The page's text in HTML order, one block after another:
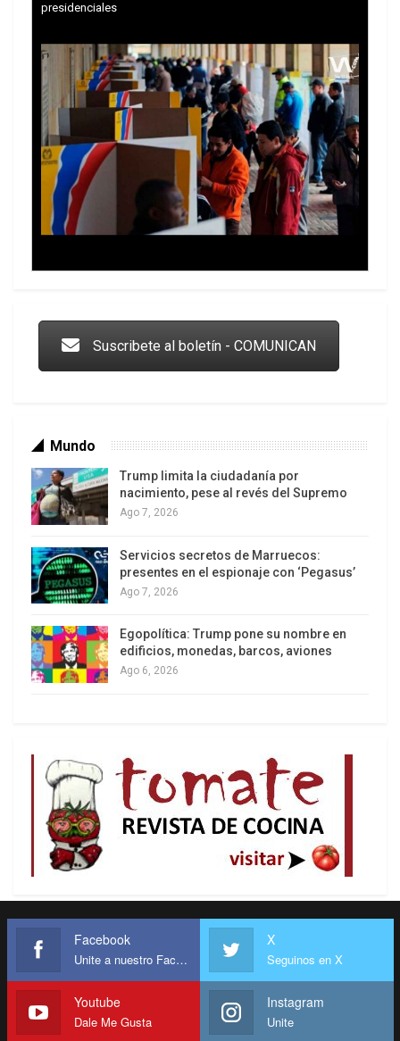
presidenciales
Los latinos le van dando la espalda a Trump
Suscribete al boletín - COMUNICAN
Mundo
Trump limita la ciudadanía por
nacimiento, pese al revés del Supremo
Ago 7, 2026
Servicios secretos de Marruecos:
presentes en el espionaje con ‘Pegasus’
Ago 7, 2026
Egopolítica: Trump pone su nombre en
edificios, monedas, barcos, aviones
Ago 6, 2026
Facebook
Unite a nuestro Facebook
X
Seguinos en X
Youtube
Dale Me Gusta
Instagram
Unite